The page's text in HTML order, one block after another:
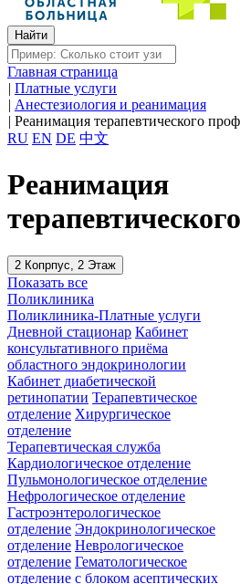
Главная страница
| Платные услуги
| Анестезиология и реанимация
| Реанимация терапевтического
RU EN DE 中文
Реанимация
2 Копрпус, 2 Этаж
Показать все
Поликлиника
Поликлиника-Платные услуги
Дневной стационар Кабинет
консультативного приёма
областного эндокринологии
Кабинет диабетической
ретинопатии Терапевтическое
отделение Хирургическое
отделение
Терапевтическая служба
Кардиологическое отделение
Пульмонологическое отделение
Нефрологическое отделение
Гастроэнтерологическое
отделение Эндокринологическое
отделение Неврологическое
отделение Гематологическое
отделение c блоком асептических